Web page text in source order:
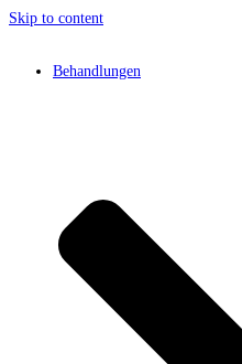
Skip to content
Behandlungen